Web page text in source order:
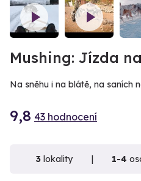
Mushing: Jízda
Na sněhu i na blátě, na saních
9,8 43 hodnocení
3 lokality 1-4